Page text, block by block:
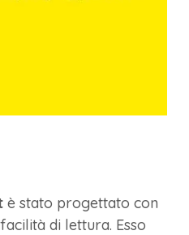
è stato progettato con
di lettura. Esso